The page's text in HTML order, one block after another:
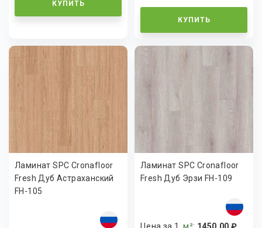
КУПИТЬ
КУПИТЬ
Ламинат SPC Cronafloor
Fresh Дуб Астраханский
FH-105
Ламинат SPC Cronafloor
Fresh Дуб Эрзи FH-109
Цена за 1м²: 1450.00 ₽